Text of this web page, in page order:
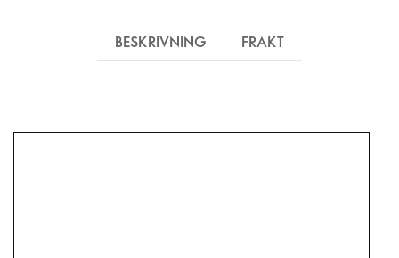
BESKRIVNING FRAKT